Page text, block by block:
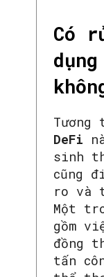
Có
DeFi
sinh
cũng
ro và
Một
gồm
đồng
tấn